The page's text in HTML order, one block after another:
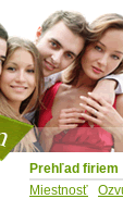
Prehľad firiem
Miestnosť